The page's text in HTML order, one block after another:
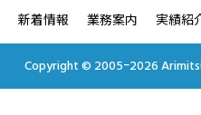
新着情報 業務案内 実績紹
Copyright © 2005ｰ2026